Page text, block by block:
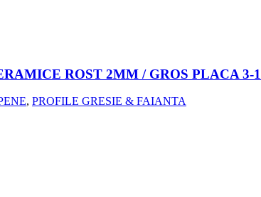
ROST 2MM / GROS PLACA 3-
, PROFILE GRESIE & FAIANTA